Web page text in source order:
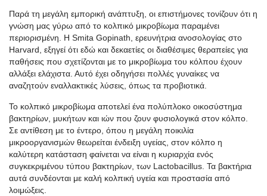
Παρά τη μεγάλη εμπορική ανάπτυξη, οι επιστήμονες τονίζουν ότι η
γνώση μας γύρω από το κολπικό μικροβίωμα παραμένει
περιορισμένη. Η Smita Gopinath, ερευνήτρια ανοσολογίας στο
Harvard, εξηγεί ότι εδώ και δεκαετίες οι διαθέσιμες θεραπείες για
παθήσεις που σχετίζονται με το μικροβίωμα του κόλπου έχουν
αλλάξει ελάχιστα. Αυτό έχει οδηγήσει πολλές γυναίκες να
αναζητούν εναλλακτικές λύσεις, όπως τα προβιοτικά.
Το κολπικό μικροβίωμα αποτελεί ένα πολύπλοκο οικοσύστημα
βακτηρίων, μυκήτων και ιών που ζουν φυσιολογικά στον κόλπο.
Σε αντίθεση με το έντερο, όπου η μεγάλη ποικιλία
μικροοργανισμών θεωρείται ένδειξη υγείας, στον κόλπο η
καλύτερη κατάσταση φαίνεται να είναι η κυριαρχία ενός
συγκεκριμένου τύπου βακτηρίων, των Lactobacillus. Τα βακτήρια
αυτά συνδέονται με καλή κολπική υγεία και προστασία από
λοιμώξεις.